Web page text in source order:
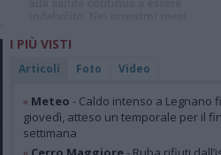
parlano ?
I PIÙ VISTI
Articoli Foto Video
» Meteo - Caldo intenso a Legnano
giovedì, atteso un temporale per il
settimana